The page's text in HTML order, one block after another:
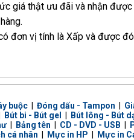
giá thật ưu đãi và nhận
đơn vị tính là Xấp và được
buộc| Đóng dấu - Tampon
Bút bi - Bút gel Bút lông - Bút
| Bảng tên CD - DVD - USB
cá nhân Mực in HP Mực in